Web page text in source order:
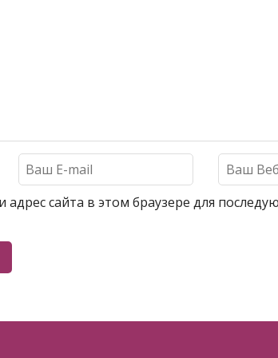
адрес сайта в этом браузере для